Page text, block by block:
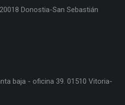
in
Donostia-San Sebastián
baja - oficina 39. 01510 Vitoria-